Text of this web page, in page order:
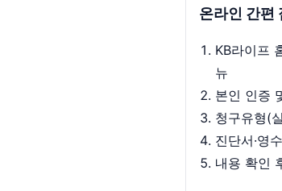
온라인 간편
KB라이프
뉴
본인 인증
청구유형(
진단서·영
내용 확인